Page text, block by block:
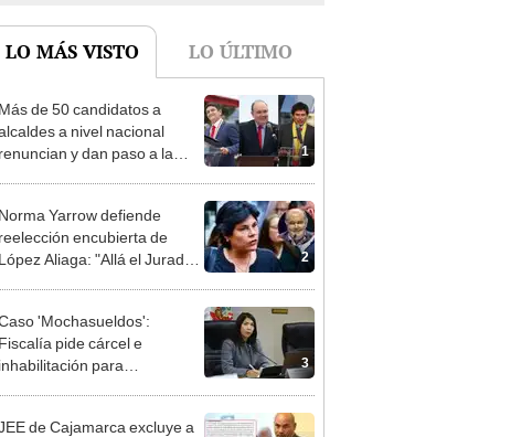
LO MÁS VISTO LO ÚLTIMO
1
Más de 50 candidatos a
a nivel nacional
renuncian y dan paso a la
2
Norma Yarrow defiende
reelección encubierta de
López Aliaga: "Allá el Jurado
3
'Mochasueldos':
Fiscalía pide cárcel e
inhabilitación para
de Cajamarca excluye a